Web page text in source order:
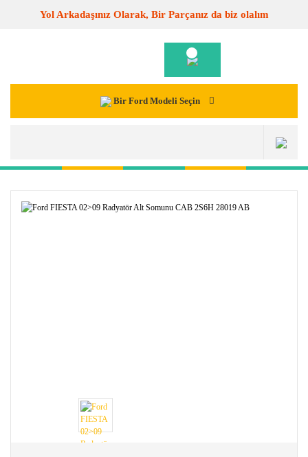
Yol Arkadaşınız Olarak, Bir Parçanız da biz olalım
Bir Ford Modeli Seçin